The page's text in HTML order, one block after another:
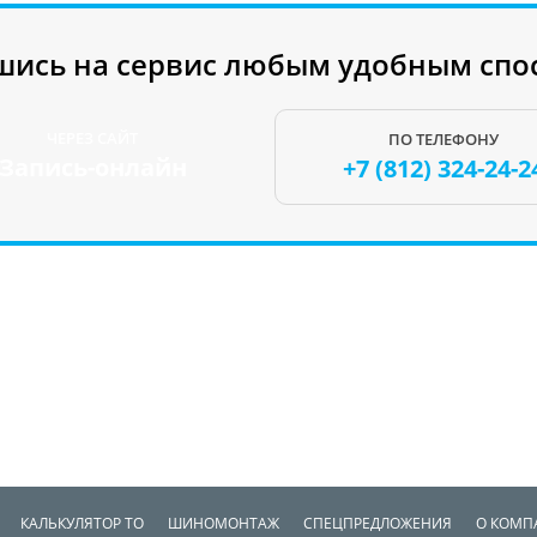
на сервис любым удобным
ПО ТЕЛЕФОНУ
+7 (812) 324-24-
КАЛЬКУЛЯТОР ТО ШИНОМОНТАЖ СПЕЦПРЕДЛОЖЕНИЯ О